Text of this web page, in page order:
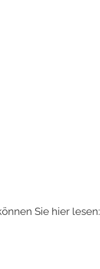
Sie hier lesen: